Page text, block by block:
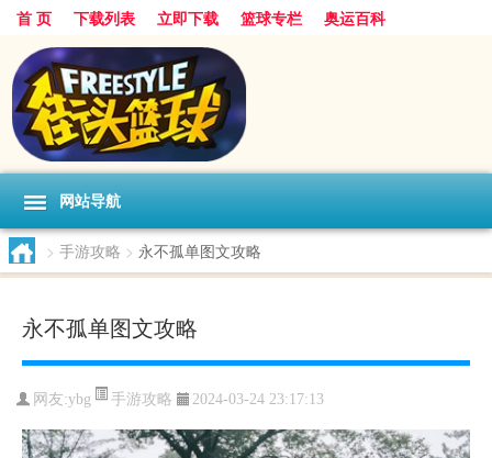
首 页 下载列表 立即下载 篮球专栏 奥运百科
网站导航
> 手游攻略 > 永不孤单图文攻略
永不孤单图文攻略
网友:ybg 手游攻略 2024-03-24 23:17:13